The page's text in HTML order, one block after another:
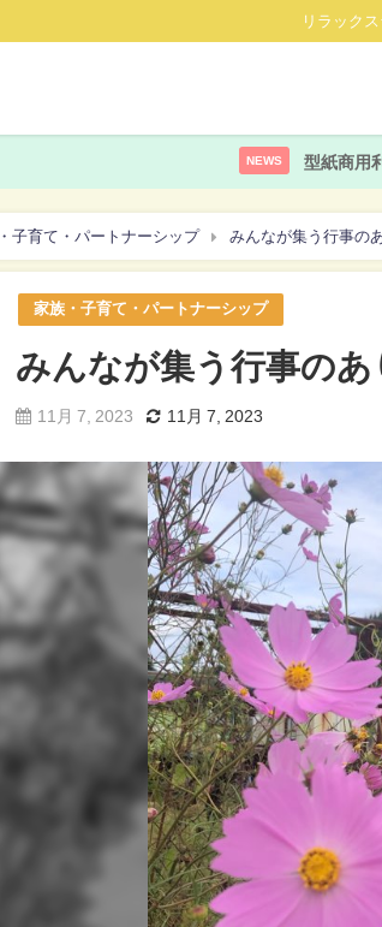
リラック
NEWS 型紙商用
子育て・パートナーシップ みんなが集う行事の
家族・子育て・パートナーシップ
みんなが集う行事のあ
11月 7, 2023 11月 7, 2023